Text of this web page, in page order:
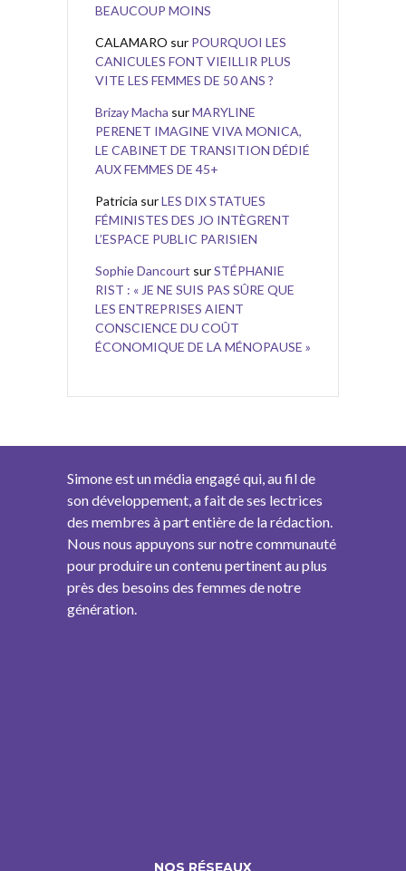
BEAUCOUP MOINS
CALAMARO sur POURQUOI LES
CANICULES FONT VIEILLIR PLUS
VITE LES FEMMES DE 50 ANS ?
Brizay Macha surMARYLINE
PERENET IMAGINE VIVA MONICA,
LE CABINET DE TRANSITION DÉDIÉ
AUX FEMMES DE 45+
Patricia surLES DIX STATUES
FÉMINISTES DES JO INTÈGRENT
L’ESPACE PUBLIC PARISIEN
Sophie Dancourt surSTÉPHANIE
RIST : « JE NE SUIS PAS SÛRE QUE
LES ENTREPRISES AIENT
CONSCIENCE DU COÛT
ÉCONOMIQUE DE LA MÉNOPAUSE »
Simone est un média engagé qui, au fil de
son développement, a fait de ses lectrices
des membres à part entière de la rédaction.
Nous nous appuyons sur notre communauté
pour produire un contenu pertinent au plus
près des besoins des femmes de notre
génération.
NOS RÉSEAUX